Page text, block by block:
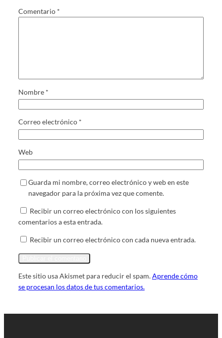
Comentario *
Nombre *
Correo electrónico *
Web
Guarda mi nombre, correo electrónico y web en este
navegador para la próxima vez que comente.
Recibir un correo electrónico con los siguientes
comentarios a esta entrada.
Recibir un correo electrónico con cada nueva entrada.
Este sitio usa Akismet para reducir el spam.Aprende cómo
se procesan los datos de tus comentarios.